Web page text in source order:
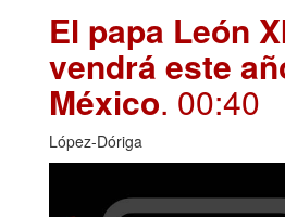
El papa León
vendrá este
México. 00:40
López-Dóriga